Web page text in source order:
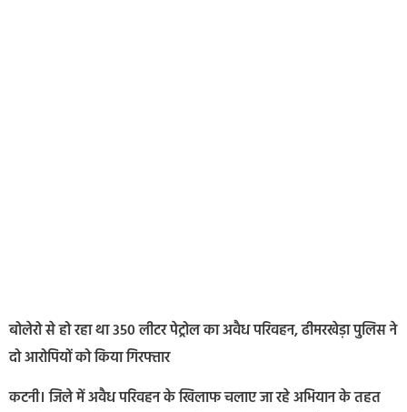
बोलेरो से हो रहा था 350 लीटर पेट्रोल का अवैध परिवहन, ढीमरखेड़ा पुलिस ने
दो आरोपियों को किया गिरफ्तार
कटनी। जिले में अवैध परिवहन के खिलाफ चलाए जा रहे अभियान के तहत